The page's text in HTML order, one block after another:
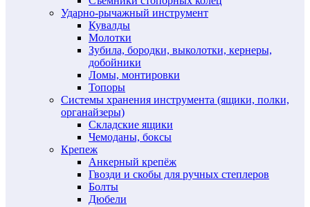
Ударно-рычажный инструмент
Кувалды
Молотки
Зубила, бородки, выколотки, кернеры,
добойники
Ломы, монтировки
Топоры
Системы хранения инструмента (ящики, полки,
органайзеры)
Складские ящики
Чемоданы, боксы
Крепеж
Анкерный крепёж
Гвозди и скобы для ручных степлеров
Болты
Дюбели